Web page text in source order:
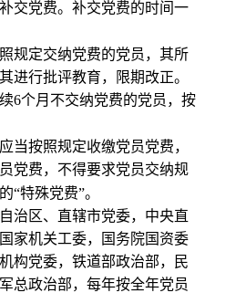
交党费。补交党费的时间一
规定交纳党费的党员，其所
进行批评教育，限期改正。
6个月不交纳党费的党员，按
按照规定收缴党员党费，
党费，不得要求党员交纳规
“特殊党费”。
治区、直辖市党委，中央直
家机关工委，国务院国资委
构党委，铁道部政治部，民
总政治部，每年按全年党员